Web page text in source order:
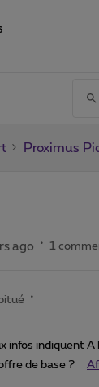
Proximus
ago 1
infos indiquent
de base ?